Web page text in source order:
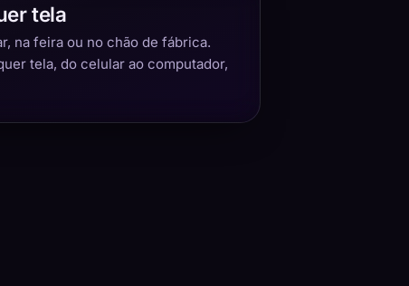
tela
na feira ou no chão de fábrica.
tela, do celular ao computador,